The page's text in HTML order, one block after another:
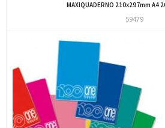
MAXIQUADERNO 210x297mm A4
59479